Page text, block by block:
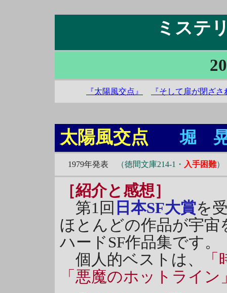
ミステ
『太陽風交点』 『そして扉が閉ざさ
太陽風交点 堀
1979年発表 （徳間文庫214-1・ 入手困難）
［紹介と感想］
第1回 日本SF大賞を
ほとんどの作品が宇
ハードSF作品集です。
個人的ベストは、
「悪魔のホットライン